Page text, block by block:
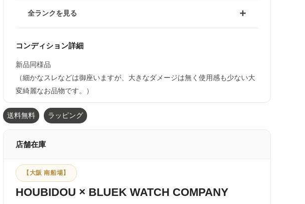
全ランクを見る
コンディション詳細
新品同様品
（細かなスレなどは御座いますが、大きなダメージは無く使用感も少ない大
変綺麗なお品物です。）
送料無料 ラッピング
店舗在庫
【大阪 南船場】
HOUBIDOU × BLUEK WATCH COMPANY